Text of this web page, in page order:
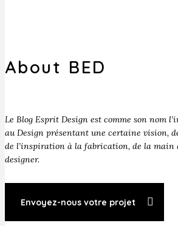
About BED
Le Blog Esprit Design est comme son nom
au Design présentant une certaine vision,
de l’inspiration à la fabrication, de la main
designer.
Envoyez-nous votre projet